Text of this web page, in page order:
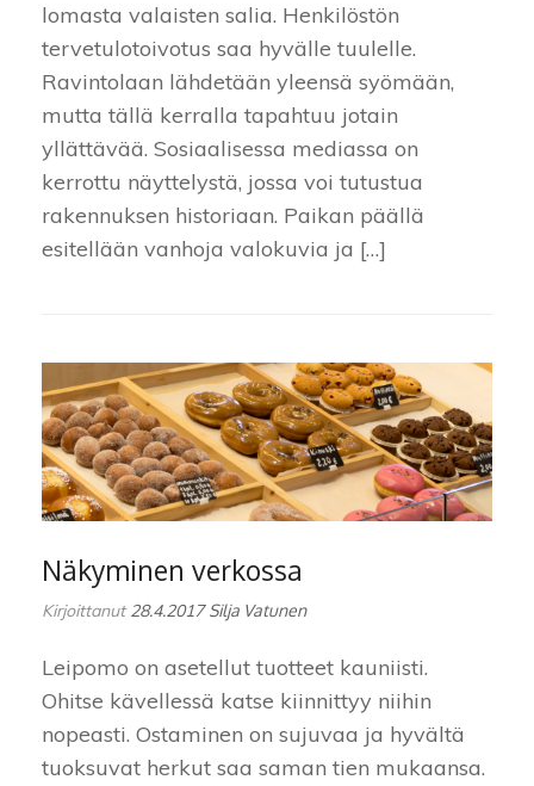
lomasta valaisten salia. Henkilöstön
tervetulotoivotus saa hyvälle tuulelle.
Ravintolaan lähdetään yleensä syömään,
mutta tällä kerralla tapahtuu jotain
yllättävää. Sosiaalisessa mediassa on
kerrottu näyttelystä, jossa voi tutustua
rakennuksen historiaan. Paikan päällä
esitellään vanhoja valokuvia ja […]
Näkyminen verkossa
Kirjoittanut28.4.2017 Silja Vatunen
Leipomo on asetellut tuotteet kauniisti.
Ohitse kävellessä katse kiinnittyy niihin
nopeasti. Ostaminen on sujuvaa ja hyvältä
tuoksuvat herkut saa saman tien mukaansa.